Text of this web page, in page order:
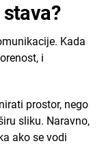
Kada
i
prostor, nego
sliku. Naravno,
ako se vodi